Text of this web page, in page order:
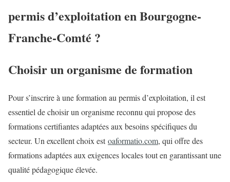
permis d’exploitation en Bourgogne-
Franche-Comté ?
Choisir un organisme de formation
Pour s’inscrire à une formation au permis d’exploitation, il est
essentiel de choisir un organisme reconnu qui propose des
formations certifiantes adaptées aux besoins spécifiques du
secteur. Un excellent choix estoaformatio.com, qui offre des
formations adaptées aux exigences locales tout en garantissant une
qualité pédagogique élevée.